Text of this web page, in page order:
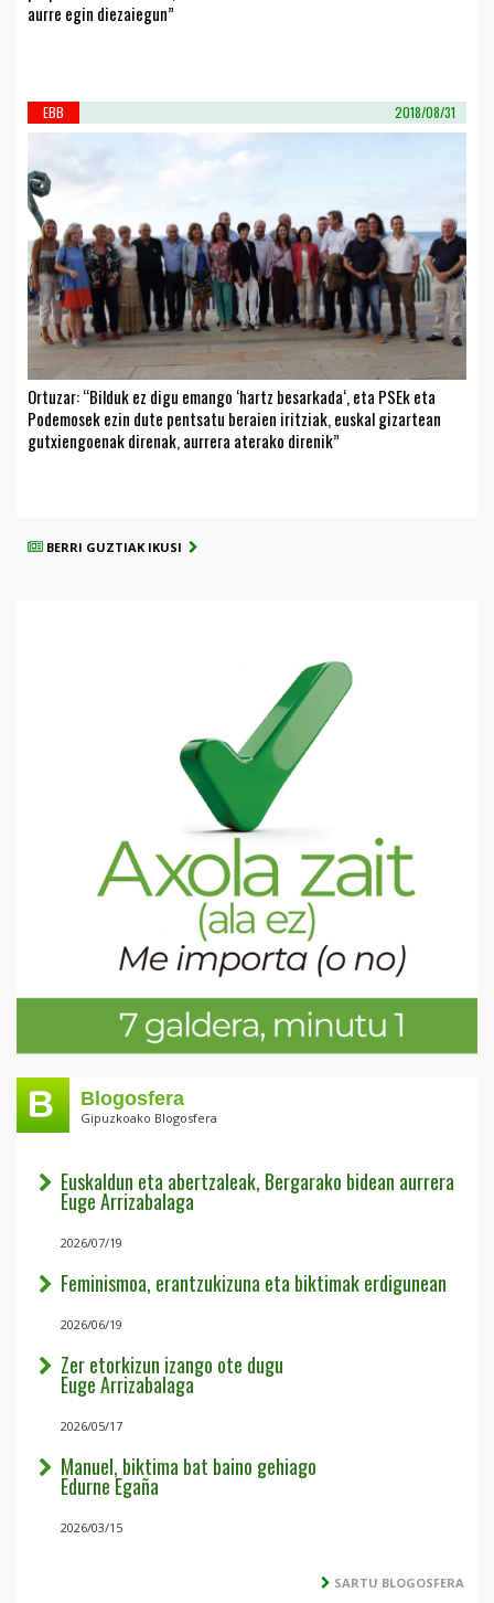
aurre egin diezaiegun”
EBB 2018/08/31
Ortuzar: “Bilduk ez digu emango ‘hartz besarkada‘, eta PSEk eta
Podemosek ezin dute pentsatu beraien iritziak, euskal gizartean
gutxiengoenak direnak, aurrera aterako direnik”
BERRI GUZTIAK IKUSI
Blogosfera
Gipuzkoako Blogosfera
Euskaldun eta abertzaleak, Bergarako bidean aurrera
Euge Arrizabalaga
2026/07/19
Feminismoa, erantzukizuna eta biktimak erdigunean
2026/06/19
Zer etorkizun izango ote dugu
Euge Arrizabalaga
2026/05/17
Manuel, biktima bat baino gehiago
Edurne Egaña
2026/03/15
SARTU BLOGOSFERA